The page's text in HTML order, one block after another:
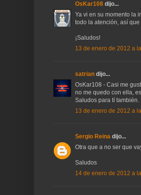
OsKar108 dijo...
Ya vi en su momento la
todo la atención, así
¡Saludos!
13 de enero de 2012 a
satrian dijo...
OsKar108 - Casi me
no me quedo con ella,
Saludos para tí también.
13 de enero de 2012 a
Sergio Reina dijo...
Otra que a no ser que
Saludos
14 de enero de 2012 a